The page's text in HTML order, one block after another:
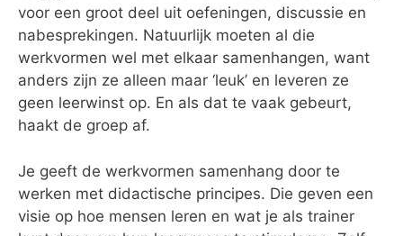
voor een groot deel uit oefeningen, discussie en
nabesprekingen. Natuurlijk moeten al die
werkvormen wel met elkaar samenhangen, want
anders zijn ze alleen maar ‘leuk’ en leveren ze
geen leerwinst op. En als dat te vaak gebeurt,
haakt de groep af.
Je geeft de werkvormen samenhang door te
werken met didactische principes. Die geven een
visie op hoe mensen leren en wat je als trainer